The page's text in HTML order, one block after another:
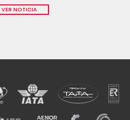
VER NOTICIA